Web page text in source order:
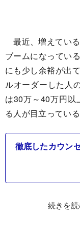
最近、増えてい
ブームになってい
にも少し余裕が出
ルオーダーした人
は30万～40万円以
る人が目立っている
徹底したカウン
続きを